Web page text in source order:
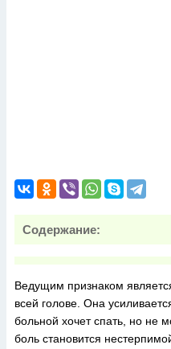
Содержание:
Ведущим признаком
всей голове. Она
больной хочет спать, но не
боль становится